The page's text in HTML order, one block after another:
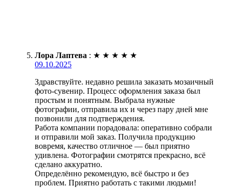
Лора Лаптева : ★ ★ ★ ★ ★
09.10.2025
Здравствуйте. недавно решила заказать мозаичный
фото-сувенир. Процесс оформления заказа был
простым и понятным. Выбрала нужные
фотографии, отправила их и через пару дней мне
позвонили для подтверждения.
Работа компании порадовала: оперативно собрали
и отправили мой заказ. Получила продукцию
вовремя, качество отличное — был приятно
удивлена. Фотографии смотрятся прекрасно, всё
сделано аккуратно.
Определённо рекомендую, всё быстро и без
проблем. Приятно работать с такими людьми!